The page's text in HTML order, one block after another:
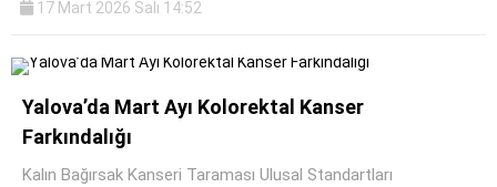
17 Mart 2026 Salı 14:52
Yalova’da Mart Ayı Kolorektal Kanser
Farkındalığı
Kalın Bağırsak Kanseri Taraması Ulusal Standartları